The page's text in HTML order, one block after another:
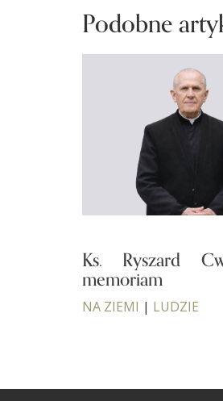
Podobne
Ks. Ryszard
memoriam
NA ZIEMI | LUDZIE